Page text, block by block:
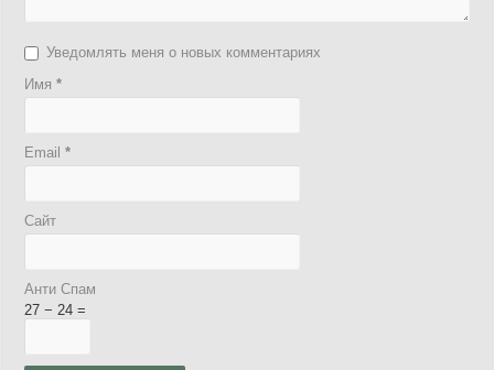
Уведомлять меня о новых комментариях
Имя*
Email*
Сайт
Анти Спам
27 − 24 =